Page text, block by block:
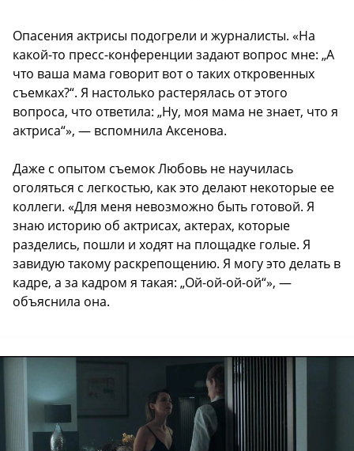
Опасения актрисы подогрели и журналисты. «На
какой-то пресс-конференции задают вопрос мне: „А
что ваша мама говорит вот о таких откровенных
съемках?“. Я настолько растерялась от этого
вопроса, что ответила: „Ну, моя мама не знает, что я
актриса“», — вспомнила Аксенова.
Даже с опытом съемок Любовь не научилась
оголяться с легкостью, как это делают некоторые ее
коллеги. «Для меня невозможно быть готовой. Я
знаю историю об актрисах, актерах, которые
разделись, пошли и ходят на площадке голые. Я
завидую такому раскрепощению. Я могу это делать в
кадре, а за кадром я такая: „Ой-ой-ой-ой“», —
объяснила она.